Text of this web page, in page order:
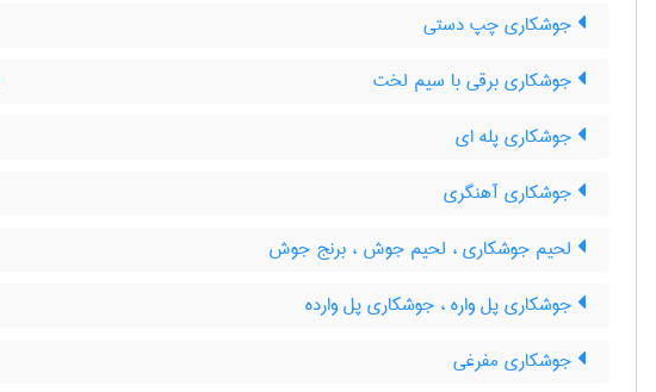
جوشکاری چپ دستی
جوشکاری برقی با سیم لخت
جوشکاری پله ای
جوشکاری آهنگری
لحیم جوشکاری ، لحیم جوش ، برنج جوش
جوشکاری پل واره ، جوشکاری پل وارده
جوشکاری مفرغی